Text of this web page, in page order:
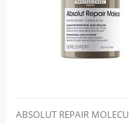
ABSOLUT REPAIR